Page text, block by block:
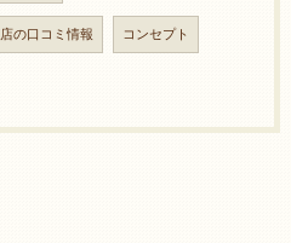
の口コミ情報 コンセプト